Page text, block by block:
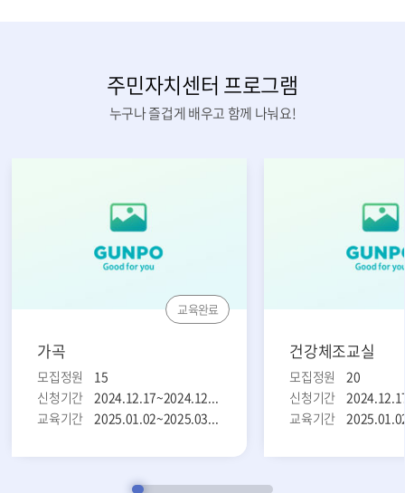
주민자치센터 프로그램
누구나 즐겁게 배우고 함께 나눠요!
교육완료
가곡
모집정원
15
신청기간
2024.12.17~2024.12.26
교육기간
2025.01.02~2025.03.28
건강체조교실
모집정원
20
신청기간
교육기간